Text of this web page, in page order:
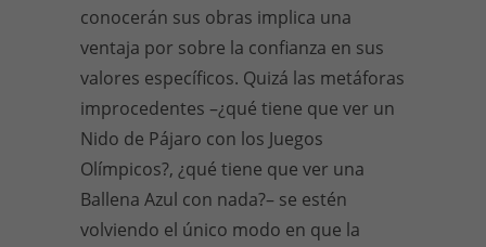
conocerán sus obras implica una
ventaja por sobre la confianza en sus
valores específicos. Quizá las metáforas
improcedentes –¿qué tiene que ver un
Nido de Pájaro con los Juegos
Olímpicos?, ¿qué tiene que ver una
Ballena Azul con nada?– se estén
volviendo el único modo en que la